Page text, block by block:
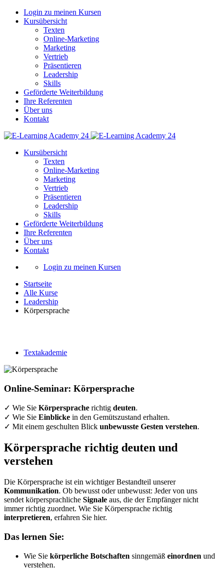
Login zu meinen Kursen
Kursübersicht
Texten
Online-Marketing
Marketing
Vertrieb
Präsentieren
Leadership
Skills
Geförderte Weiterbildung
Ihre Referenten
Über uns
Kontakt
Kursübersicht
Texten
Online-Marketing
Marketing
Vertrieb
Präsentieren
Leadership
Skills
Geförderte Weiterbildung
Ihre Referenten
Über uns
Kontakt
Login zu meinen Kursen
Startseite
Alle Kurse
Leadership
Körpersprache
Textakademie
Online-Seminar: Körpersprache
✓ Wie Sie Körpersprache richtig deuten.
✓ Wie Sie Einblicke in den Gemütszustand erhalten.
✓ Mit einem geschulten Blick unbewusste Gesten verstehen.
Körpersprache richtig deuten und
verstehen
Die Körpersprache ist ein wichtiger Bestandteil unserer
Kommunikation. Ob bewusst oder unbewusst: Jeder von uns
sendet körpersprachliche Signale aus, die der Empfänger nicht
immer richtig zuordnet. Wie Sie Körpersprache richtig
interpretieren, erfahren Sie hier.
Das lernen Sie:
Wie Sie körperliche Botschaften sinngemäß einordnen und
verstehen.